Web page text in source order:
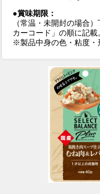
●賞味期限：
（常温・未開封の場合
カーコード」の順に記載
※製品中身の色・粘度・